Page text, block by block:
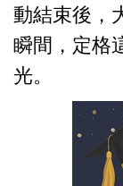
動結束後，
瞬間，定格
光。